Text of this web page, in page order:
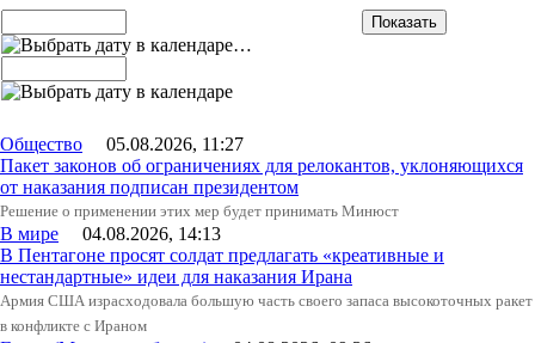
…
Общество 05.08.2026, 11:27
Пакет законов об ограничениях для релокантов, уклоняющихся
от наказания подписан президентом
Решение о применении этих мер будет принимать Минюст
В мире 04.08.2026, 14:13
В Пентагоне просят солдат предлагать «креативные и
нестандартные» идеи для наказания Ирана
Армия США израсходовала большую часть своего запаса высокоточных ракет
в конфликте с Ираном